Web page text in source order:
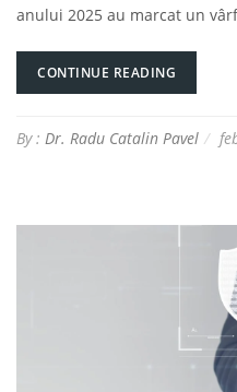
anului 2025 au marcat un
CONTINUE READING
By : Dr. Radu Catalin Pavel